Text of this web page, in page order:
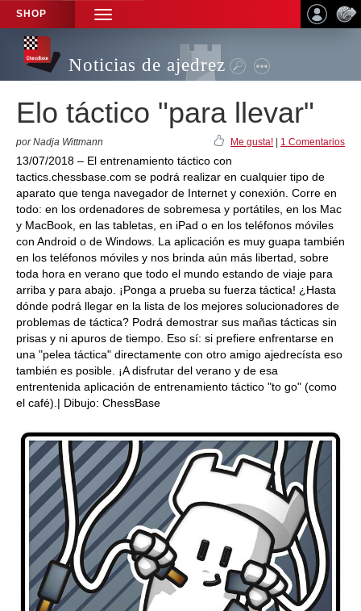
SHOP
TOGGLE
NAVIGATION
Noticias de ajedrez
Elo táctico "para llevar"
por Nadja Wittmann Me gusta! 1 Comentarios
13/07/2018 – El entrenamiento táctico con
tactics.chessbase.com se podrá realizar en cualquier tipo de
aparato que tenga navegador de Internet y conexión. Corre en
todo: en los ordenadores de sobremesa y portátiles, en los Mac
y MacBook, en las tabletas, en iPad o en los teléfonos móviles
con Android o de Windows. La aplicación es muy guapa también
en los teléfonos móviles y nos brinda aún más libertad, sobre
toda hora en verano que todo el mundo estando de viaje para
arriba y para abajo. ¡Ponga a prueba su fuerza táctica! ¿Hasta
dónde podrá llegar en la lista de los mejores solucionadores de
problemas de táctica? Podrá demostrar sus mañas tácticas sin
prisas y ni apuros de tiempo. Eso sí: si prefiere enfrentarse en
una "pelea táctica" directamente con otro amigo ajedrecísta eso
también es posible. ¡A disfrutar del verano y de esa
entrentenida aplicación de entrenamiento táctico "to go" (como
el café).| Dibujo: ChessBase